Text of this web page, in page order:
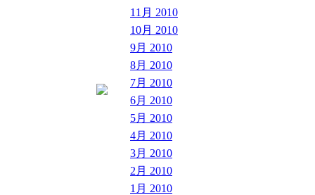
11月 2010
10月 2010
9月 2010
8月 2010
7月 2010
6月 2010
5月 2010
4月 2010
3月 2010
2月 2010
1月 2010